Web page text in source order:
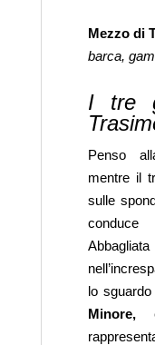
Mezzo di
barca,
I tre
Penso
mentre il
sulle
conduce
lo sguardo
Minore,